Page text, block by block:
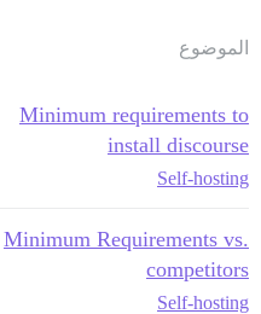
الموضوع
Minimum requirements to
install discourse
Self-hosting
Minimum Requirements vs.
competitors
Self-hosting